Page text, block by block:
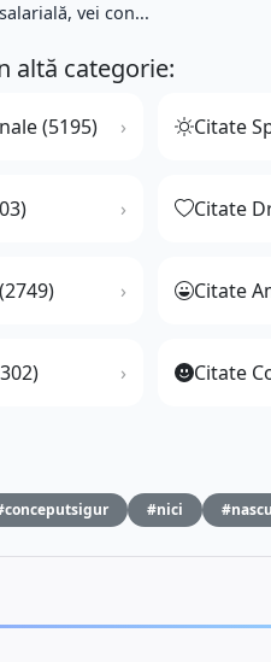
vei con...
altă categorie:
(5195) Citate
Citate
Citate
Citate
#nici